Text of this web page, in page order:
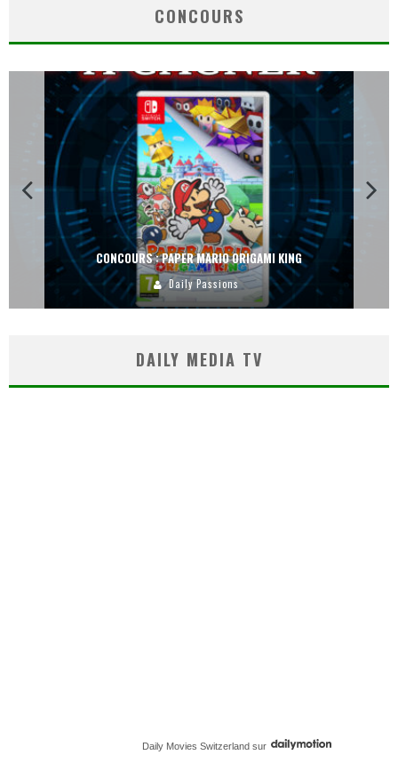
CONCOURS
CONCOURS : PAPER MARIO ORIGAMI KING
Daily Passions
DAILY MEDIA TV
Daily Movies Switzerland sur